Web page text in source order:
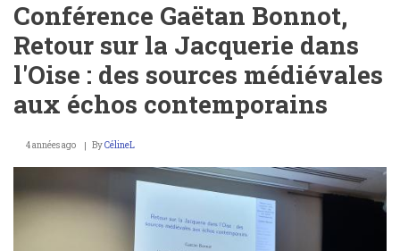
Reig
:
Complots
sous
le
empire
et
la
conspiration
du
général
Conférence Gaëtan Bonnot,
Retour sur la Jacquerie dans
l'Oise : des sources médiévales
aux échos contemporains
4 années ago ByCélineL